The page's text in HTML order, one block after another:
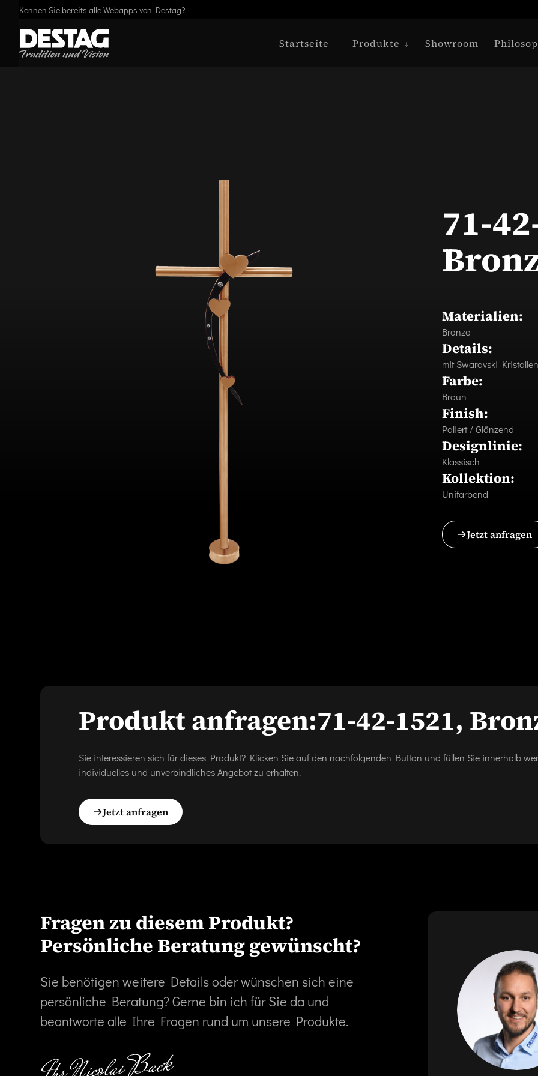
Kennen Sie bereits alle Webapps von Destag?
Startseite Produkte Showroom
71-
Materialien:
Bronze
Details:
mit Swarovski Kristallen
Farbe:
Braun
Finish:
Poliert / Glänzend
Designlinie:
Klassisch
Kollektion:
Unifarbend
Jetzt anfragen
Produkt anfragen:71-42-1521,
Sie interessieren sich für dieses Produkt? Klicken Sie auf den nachfolgenden Button und füllen Sie innerhalb
individuelles und unverbindliches Angebot zu erhalten.
Jetzt anfragen
Fragen zu diesem Produkt?
Persönliche Beratung gewünscht?
Sie benötigen weitere Details oder wünschen sich eine
persönliche Beratung? Gerne bin ich für Sie da und
beantworte alle Ihre Fragen rund um unsere Produkte.